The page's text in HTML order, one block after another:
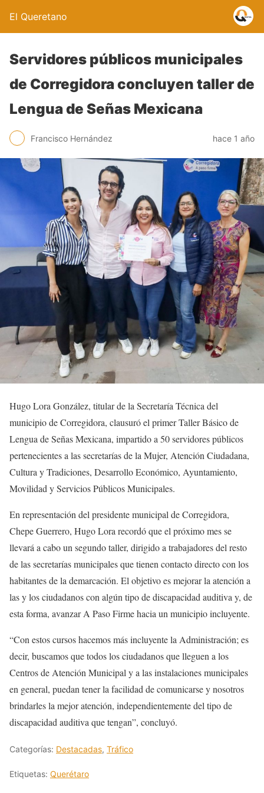
El Queretano
Servidores públicos municipales
de Corregidora concluyen taller de
Lengua de Señas Mexicana
Francisco Hernández hace 1 año
Hugo Lora González, titular de la Secretaría Técnica del
municipio de Corregidora, clausuró el primer Taller Básico de
Lengua de Señas Mexicana, impartido a 50 servidores públicos
pertenecientes a las secretarías de la Mujer, Atención Ciudadana,
Cultura y Tradiciones, Desarrollo Económico, Ayuntamiento,
Movilidad y Servicios Públicos Municipales.
En representación del presidente municipal de Corregidora,
Chepe Guerrero, Hugo Lora recordó que el próximo mes se
llevará a cabo un segundo taller, dirigido a trabajadores del resto
de las secretarías municipales que tienen contacto directo con los
habitantes de la demarcación. El objetivo es mejorar la atención a
las y los ciudadanos con algún tipo de discapacidad auditiva y, de
esta forma, avanzar A Paso Firme hacia un municipio incluyente.
“Con estos cursos hacemos más incluyente la Administración; es
decir, buscamos que todos los ciudadanos que lleguen a los
Centros de Atención Municipal y a las instalaciones municipales
en general, puedan tener la facilidad de comunicarse y nosotros
brindarles la mejor atención, independientemente del tipo de
discapacidad auditiva que tengan”, concluyó.
Categorías: Destacadas, Tráfico
Etiquetas: Querétaro